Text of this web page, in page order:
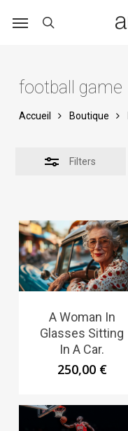
football game
Accueil Boutique
Filters
A Woman In
Glasses Sitting
In A Car.
250,00 €